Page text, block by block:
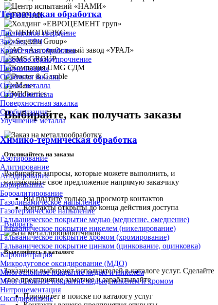
Термическая обработка
Дисперсное твердение
Закалка ТВЧ
Криогенная обработка
Лазерное термоупрочнение
Нормализация
Объёмная закалка
Отжиг металла
Отпуск металла
Поверхностная закалка
Сорбитизация
Улучшение металла
Химико-термическая обработка
Азотирование
Алитирование
Анодирование
Борирование
Бороалитирование
Газодинамическое напыление
Газотермическое напыление
Гальваническое покрытие медью (меднение, омеднение)
Гальваническое покрытие никелем (никелирование)
Гальваническое покрытие хромом (хромирование)
Гальваническое покрытие цинком (цинкование, оцинковка)
Карбонитрация
Микродуговое оксидирование (МДО)
Многослойное покрытие медью и никелем
Многослойное покрытие медью, никелем и хромом
Нитроцементация
Оксидирование
Выбирайте, как получать заказы
Откликайтесь на заказы
Выбирайте запросы, которые можете выполнить, и
направляйте свое предложение напрямую заказчику
Вы платите только за просмотр контактов
Контакты открыты до конца действия доступа
Выбрать
Выделяйтесь в каталоге
Заказчики выбирают исполнителей в каталоге услуг. Сделайте
свое предприятие заметнее и зарабатывайте
Приоритет в поиске по каталогу услуг